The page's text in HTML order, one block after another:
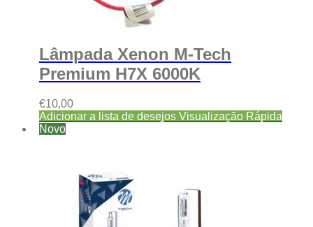
Lâmpada Xenon M-Tech
Premium H7X 6000K
€10,00
Adicionar a lista de desejos Visualização Rápida
Novo